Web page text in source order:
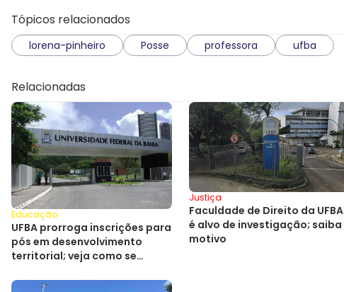
Tópicos relacionados
lorena-pinheiro Posse professora ufba
Relacionadas
Educação
UFBA prorroga inscrições para
pós em desenvolvimento
territorial; veja como se
Justiça
Faculdade de Direito da UFBA
é alvo de investigação; saiba
motivo